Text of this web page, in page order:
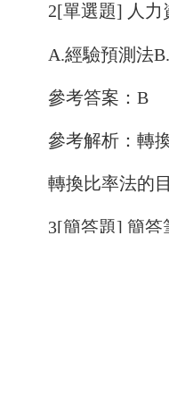
2[單選題] 人力
A.經驗預測法
參考答案：B
參考解析：轉
轉換比率法的
3[簡答題] 簡答